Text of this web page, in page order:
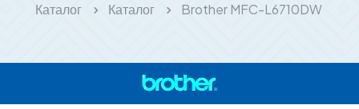
Каталог Каталог Brother MFC-L6710DW